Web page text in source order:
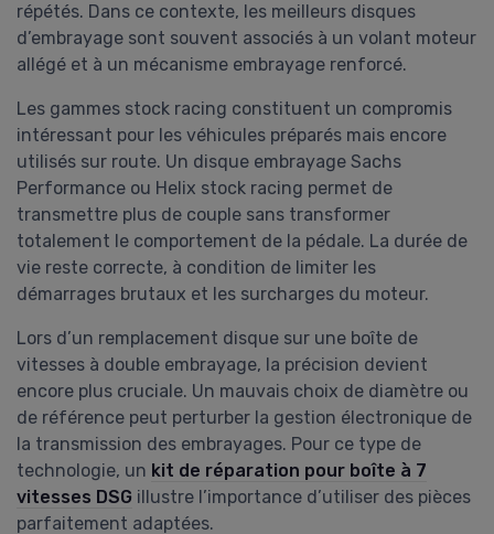
répétés. Dans ce contexte, les meilleurs disques
d’embrayage sont souvent associés à un volant moteur
allégé et à un mécanisme embrayage renforcé.
Les gammes stock racing constituent un compromis
intéressant pour les véhicules préparés mais encore
utilisés sur route. Un disque embrayage Sachs
Performance ou Helix stock racing permet de
transmettre plus de couple sans transformer
totalement le comportement de la pédale. La durée de
vie reste correcte, à condition de limiter les
démarrages brutaux et les surcharges du moteur.
Lors d’un remplacement disque sur une boîte de
vitesses à double embrayage, la précision devient
encore plus cruciale. Un mauvais choix de diamètre ou
de référence peut perturber la gestion électronique de
la transmission des embrayages. Pour ce type de
technologie, un kit de réparation pour boîte à 7
vitesses DSG illustre l’importance d’utiliser des pièces
parfaitement adaptées.